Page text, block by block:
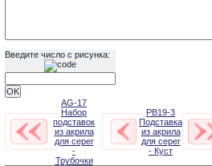
Введите число с рисунка:
AG-17
Набор
подставок
из акрила
для серег
-
Трубочки
PB19-3
Подставка
из акрила
для серег
- Куст